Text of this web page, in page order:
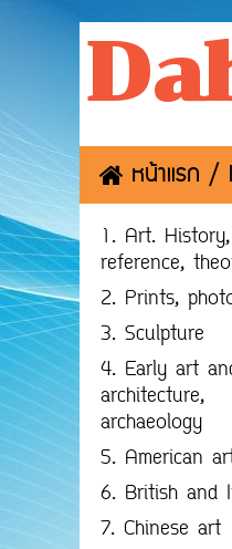
หน้าแรก /
1. Art. History,
reference,
2. Prints,
3. Sculpture
4. Early art
architecture,
archaeology
5. American
6. British and
7. Chinese art